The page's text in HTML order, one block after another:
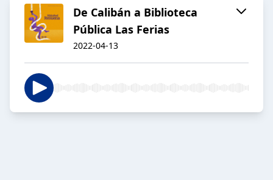
De Calibán a Biblioteca
Pública Las Ferias
2022-04-13